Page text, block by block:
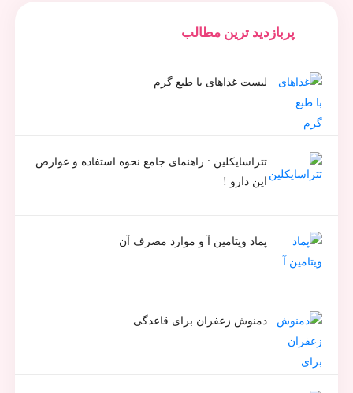
پربازدید ترین مطالب
لیست غذاهای با طبع گرم
تتراسایکلین : راهنمای جامع نحوه استفاده و عوارض
این دارو !
پماد ویتامین آ و موارد مصرف آن
دمنوش زعفران برای قاعدگی